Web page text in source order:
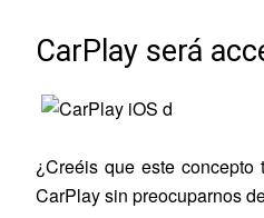
CarPlay será
¿Creéis que este
CarPlay sin preocuparnos